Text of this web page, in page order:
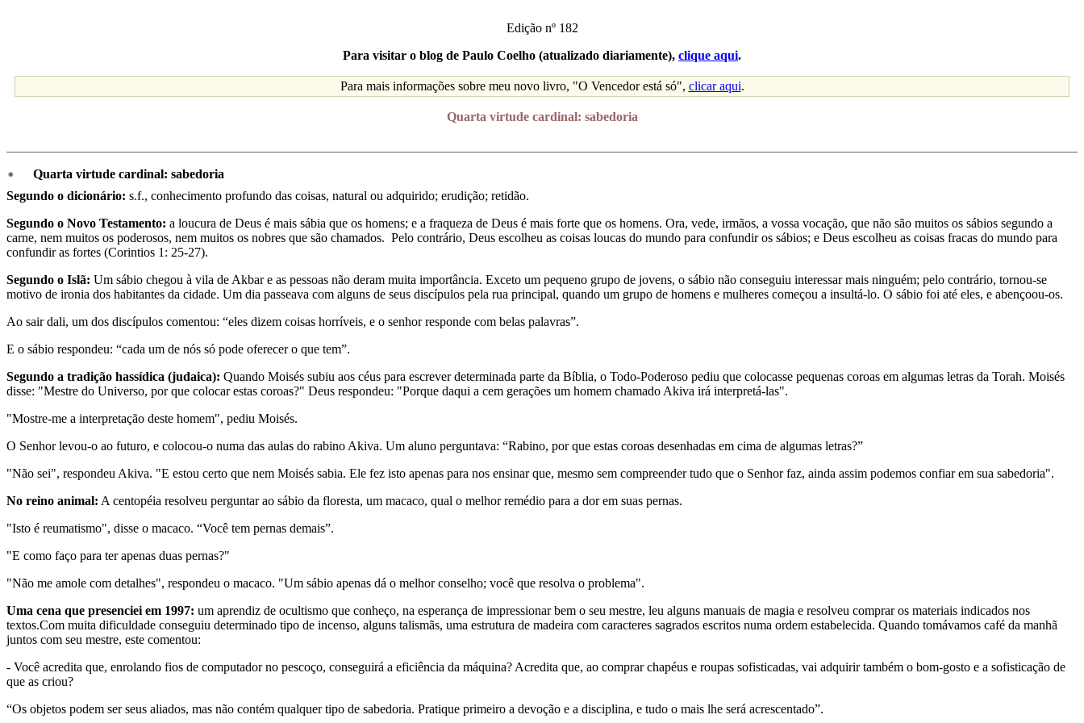
Edição nº 182
Para visitar o blog de Paulo Coelho (atualizado diariamente), clique aqui.
Para mais informações sobre meu novo livro, "O Vencedor está só", clicar aqui.
Quarta virtude cardinal: sabedoria
Quarta virtude cardinal: sabedoria
Segundo o dicionário: s.f., conhecimento profundo das coisas, natural ou adquirido; erudição; retidão.
Segundo o Novo Testamento: a loucura de Deus é mais sábia que os homens; e a fraqueza de Deus é mais forte que os homens. Ora, vede, irmãos, a vossa vocação, que não são muitos os sábios segundo a
carne, nem muitos os poderosos, nem muitos os nobres que são chamados. Pelo contrário, Deus escolheu as coisas loucas do mundo para confundir os sábios; e Deus escolheu as coisas fracas do mundo para
confundir as fortes (Corintios 1: 25-27).
Segundo o Islã: Um sábio chegou à vila de Akbar e as pessoas não deram muita importância. Exceto um pequeno grupo de jovens, o sábio não conseguiu interessar mais ninguém; pelo contrário, tornou-se
motivo de ironia dos habitantes da cidade. Um dia passeava com alguns de seus discípulos pela rua principal, quando um grupo de homens e mulheres começou a insultá-lo. O sábio foi até eles, e abençoou-os.
Ao sair dali, um dos discípulos comentou: “eles dizem coisas horríveis, e o senhor responde com belas palavras”.
E o sábio respondeu: “cada um de nós só pode oferecer o que tem”.
Segundo a tradição hassídica (judaica): Quando Moisés subiu aos céus para escrever determinada parte da Bíblia, o Todo-Poderoso pediu que colocasse pequenas coroas em algumas letras da Torah. Moisés
disse: "Mestre do Universo, por que colocar estas coroas?" Deus respondeu: "Porque daqui a cem gerações um homem chamado Akiva irá interpretá-las".
"Mostre-me a interpretação deste homem", pediu Moisés.
O Senhor levou-o ao futuro, e colocou-o numa das aulas do rabino Akiva. Um aluno perguntava: “Rabino, por que estas coroas desenhadas em cima de algumas letras?”
"Não sei", respondeu Akiva. "E estou certo que nem Moisés sabia. Ele fez isto apenas para nos ensinar que, mesmo sem compreender tudo que o Senhor faz, ainda assim podemos confiar em sua sabedoria".
No reino animal: A centopéia resolveu perguntar ao sábio da floresta, um macaco, qual o melhor remédio para a dor em suas pernas.
"Isto é reumatismo", disse o macaco. “Você tem pernas demais”.
"E como faço para ter apenas duas pernas?"
"Não me amole com detalhes", respondeu o macaco. "Um sábio apenas dá o melhor conselho; você que resolva o problema".
Uma cena que presenciei em 1997: um aprendiz de ocultismo que conheço, na esperança de impressionar bem o seu mestre, leu alguns manuais de magia e resolveu comprar os materiais indicados nos
textos.Com muita dificuldade conseguiu determinado tipo de incenso, alguns talismãs, uma estrutura de madeira com caracteres sagrados escritos numa ordem estabelecida. Quando tomávamos café da manhã
juntos com seu mestre, este comentou:
- Você acredita que, enrolando fios de computador no pescoço, conseguirá a eficiência da máquina? Acredita que, ao comprar chapéus e roupas sofisticadas, vai adquirir também o bom-gosto e a sofisticação de
que as criou?
“Os objetos podem ser seus aliados, mas não contém qualquer tipo de sabedoria. Pratique primeiro a devoção e a disciplina, e tudo o mais lhe será acrescentado”.